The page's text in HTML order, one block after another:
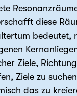
diese
bedeutet,
Ziele,
Ziele zu
das zu